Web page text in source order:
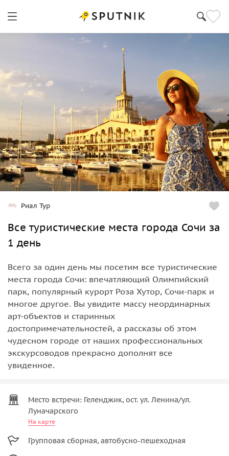
Риал Тур
Все туристические места города Сочи за
1 день
Всего за один день мы посетим все туристические
места города Сочи: впечатляющий Олимпийский
парк, популярный курорт Роза Хутор, Сочи-парк и
многое другое. Вы увидите массу неординарных
арт-объектов и старинных
достопримечательностей, а рассказы об этом
чудесном городе от наших профессиональных
экскурсоводов прекрасно дополнят все
увиденное.
Место встречи: Геленджик, ост. ул. Ленина/ул.
Луначарского
На карте
Групповая сборная, автобусно-пешеходная